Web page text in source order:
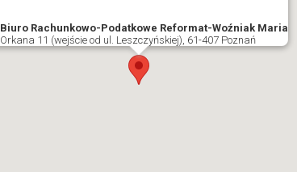
Biuro Rachunkowo-Podatkowe Reformat-Woźniak Maria
Orkana 11 (wejście od ul. Leszczyńskiej), 61-407 Poznań